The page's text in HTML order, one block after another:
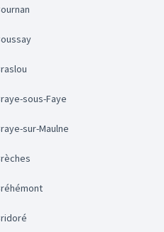
Bournan
Boussay
Braslou
Braye-sous-Faye
Braye-sur-Maulne
Brèches
Bréhémont
Bridoré